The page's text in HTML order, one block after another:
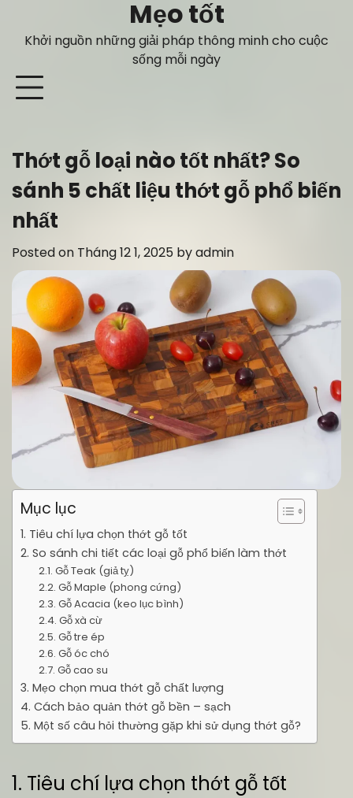
content
Mẹo tốt
Khởi nguồn những giải pháp thông minh cho cuộc
sống mỗi ngày
Thớt gỗ loại nào tốt nhất? So
sánh 5 chất liệu thớt gỗ phổ biến
nhất
Posted on Tháng 12 1, 2025 byadmin
Mục lục
1. Tiêu chí lựa chọn thớt gỗ tốt
2. So sánh chi tiết các loại gỗ phổ biến làm thớt
2.1. Gỗ Teak (giả tỵ)
2.2. Gỗ Maple (phong cứng)
2.3. Gỗ Acacia (keo lục bình)
2.4. Gỗ xà cừ
2.5. Gỗ tre ép
2.6. Gỗ óc chó
2.7. Gỗ cao su
3. Mẹo chọn mua thớt gỗ chất lượng
4. Cách bảo quản thớt gỗ bền – sạch
5. Một số câu hỏi thường gặp khi sử dụng thớt gỗ?
1. Tiêu chí lựa chọn thớt gỗ tốt